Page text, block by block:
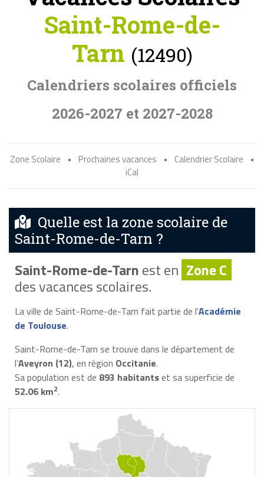
Saint-Rome-de-
Tarn (12490)
Calendriers scolaires officiels
2026-2027 et 2027-2028
Zone Scolaire • Prochaines vacances • Calendrier Scolaire
•
iCal
Quelle est la zone scolaire de
Saint-Rome-de-Tarn ?
Saint-Rome-de-Tarnest en Zone C
des vacances scolaires.
La ville de Saint-Rome-de-Tarn fait partie de l'Académie
de Toulouse.
Saint-Rome-de-Tarn se trouve dans le département de
l’Aveyron (12), en région Occitanie.
Sa population est de 893 habitantset sa superficie de
52.06 km2.